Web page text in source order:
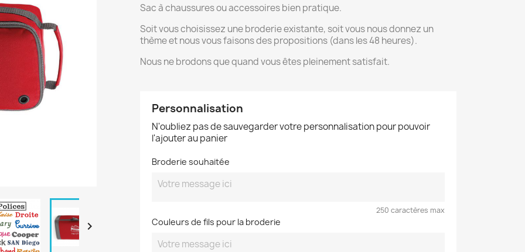

Sac à chaussures ou accessoires bien pratique.
Soit vous choisissez une broderie existante, soit vous nous donnez un
thème et nous vous faisons des propositions (dans les 48 heures).
Nous ne brodons que quand vous êtes pleinement satisfait.
Personnalisation
N'oubliez pas de sauvegarder votre personnalisation pour pouvoir
l'ajouter au panier
Broderie souhaitée
250 caractères max
Couleurs de fils pour la broderie